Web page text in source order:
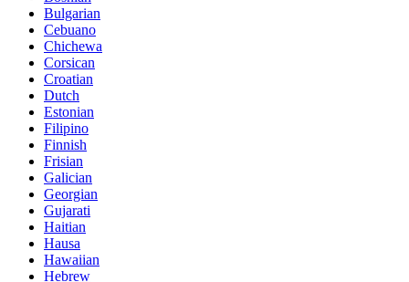
Bulgarian
Cebuano
Chichewa
Corsican
Croatian
Dutch
Estonian
Filipino
Finnish
Frisian
Galician
Georgian
Gujarati
Haitian
Hausa
Hawaiian
Hebrew